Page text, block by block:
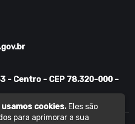
- Centro - CEP 78.320-000 -
usamos cookies. Eles são
para aprimorar a sua